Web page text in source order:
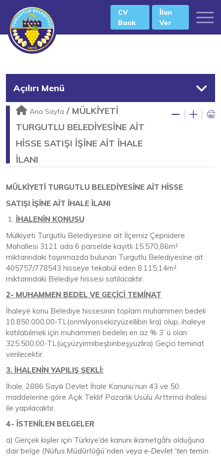
CV
Bank
İlan
Ver
Açılırı Menü
Ana Sayfa / MÜLKİYETİ
TURGUTLU BELEDİYESİNE AİT
HİSSE SATIŞI İŞİNE AİT İHALE
İLANI
MÜLKİYETİ TURGUTLU BELEDİYESİNE AİT HİSSE
SATIŞI İŞİNE AİT İHALE İLANI
İHALENİN KONUSU
Mülkiyeti Turgutlu Belediyesine ait İlçemiz Çepnidere
Mahallesi 3121 ada 6 parselde kayıtlı 15.570,86m²
miktarındaki taşınmazda bulunan Turgutlu Belediyesine ait
405757/778543 hisseye tekabül eden 8.115,14m²
miktarındaki Belediye hissesi satılacaktır.
2- MUHAMMEN BEDEL VE GEÇİCİ TEMİNAT
İhaleye konu Belediye hissesinin toplam muhammen bedeli
10.850.000,00-TL(onmilyonsekizyüzellibin lira) olup, ihaleye
katılabilmek için muhammen bedelin en az % 3’ ü olan
325.500,00-TL(üçyüzyirmibeşbinbeşyüzlira) Geçici teminat
verilecektir.
3. İHALENİN YAPILIŞ ŞEKLİ:
İhale, 2886 Sayılı Devlet İhale Kanunu’nun 43 ve 50.
maddelerine göre Açık Teklif Pazarlık Usülü Arttırma ihalesi
ile yapılacaktır.
4- İSTENİLEN BELGELER
a) Gerçek kişiler için Türkiye’de kanuni ikametgâhı olduğuna
dair belge (Nüfus Müdürlüğü’nden veya e-Devlet ‘ten temin